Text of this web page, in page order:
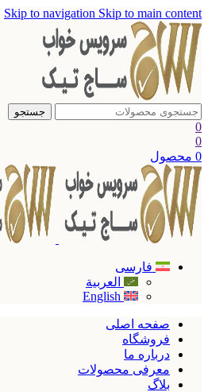
Skip to navigation Skip to main content
جستجو
0
0
0 محصول
فارسی
العربية
English
صفحه اصلی
فروشگاه
درباره ما
معرفی محصولات
بلاگ